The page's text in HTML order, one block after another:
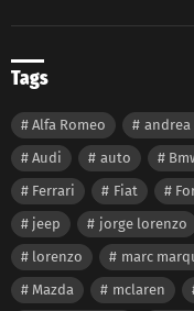
Tags
Alfa Romeo
Audi
auto
Ferrari
Fiat
jeep
jorge lorenzo
lorenzo
marc
Mazda
mclaren